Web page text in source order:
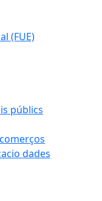
(FUE)
públics
dades